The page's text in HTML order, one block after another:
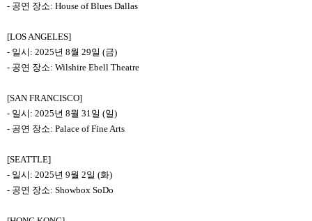
- 공연 장소: House of Blues Dallas
[LOS ANGELES]
- 일시: 2025년 8월 29일 (금)
- 공연 장소: Wilshire Ebell Theatre
[SAN FRANCISCO]
- 일시: 2025년 8월 31일 (일)
- 공연 장소: Palace of Fine Arts
[SEATTLE]
- 일시: 2025년 9월 2일 (화)
- 공연 장소: Showbox SoDo